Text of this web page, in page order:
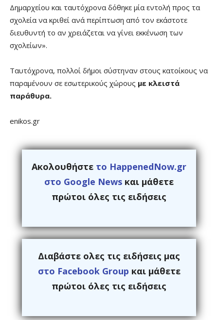
Δημαρχείου και ταυτόχρονα δόθηκε μία εντολή προς τα
σχολεία να κριθεί ανά περίπτωση από τον εκάστοτε
διευθυντή το αν χρειάζεται να γίνει εκκένωση των
σχολείων».
Ταυτόχρονα, πολλοί δήμοι σύστηναν στους κατοίκους να
παραμένουν σε εσωτερικούς χώρους με κλειστά
παράθυρα.
enikos.gr
Ακολουθήστε το HappenedNow.gr
στο Google News και μάθετε
πρώτοι όλες τις ειδήσεις
Διαβάστε ολες τις ειδήσεις μας
στο Facebook Group και μάθετε
πρώτοι όλες τις ειδήσεις